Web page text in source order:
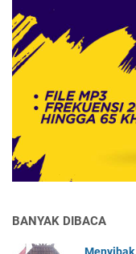
BANYAK DIBACA